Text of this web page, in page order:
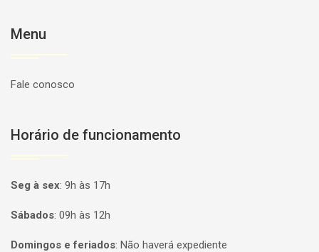
Menu
Fale conosco
Horário de funcionamento
Seg à sex: 9h às 17h
Sábados: 09h às 12h
Domingos e feriados: Não haverá expediente